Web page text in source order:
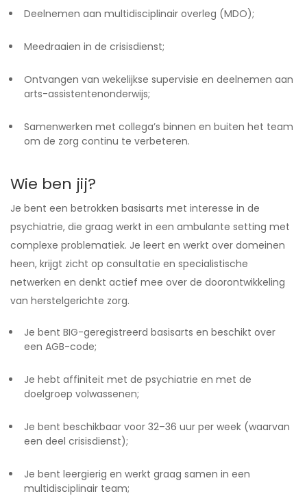
Deelnemen aan multidisciplinair overleg (MDO);
Meedraaien in de crisisdienst;
Ontvangen van wekelijkse supervisie en deelnemen aan
arts-assistentenonderwijs;
Samenwerken met collega’s binnen en buiten het team
om de zorg continu te verbeteren.
Wie ben jij?
Je bent een betrokken basisarts met interesse in de
psychiatrie, die graag werkt in een ambulante setting met
complexe problematiek. Je leert en werkt over domeinen
heen, krijgt zicht op consultatie en specialistische
netwerken en denkt actief mee over de doorontwikkeling
van herstelgerichte zorg.
Je bent BIG-geregistreerd basisarts en beschikt over
een AGB-code;
Je hebt affiniteit met de psychiatrie en met de
doelgroep volwassenen;
Je bent beschikbaar voor 32–36 uur per week (waarvan
een deel crisisdienst);
Je bent leergierig en werkt graag samen in een
multidisciplinair team;